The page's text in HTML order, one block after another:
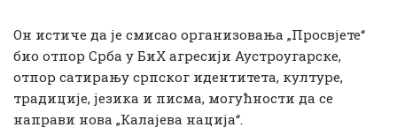
Он истиче да је смисао организовања „Просвјете“
био отпор Срба у БиХ агресији Аустроугарске,
отпор сатирању српског идентитета, културе,
традиције, језика и писма, могућности да се
направи нова „Калајева нација“.